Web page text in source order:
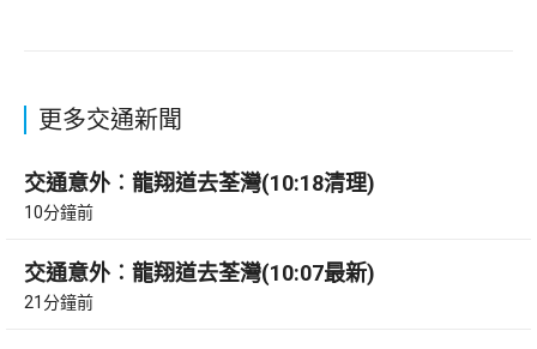
更多交通新聞
交通意外︰龍翔道去荃灣(10:18清理)
10分鐘前
交通意外︰龍翔道去荃灣(10:07最新)
21分鐘前